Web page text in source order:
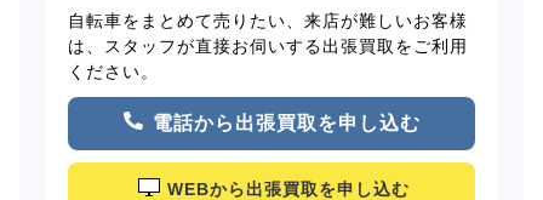
自転車をまとめて売りたい、来店が難しいお客様
は、スタッフが直接お伺いする出張買取をご利用
ください。
電話から出張買取を申し込む
WEBから出張買取を申し込む